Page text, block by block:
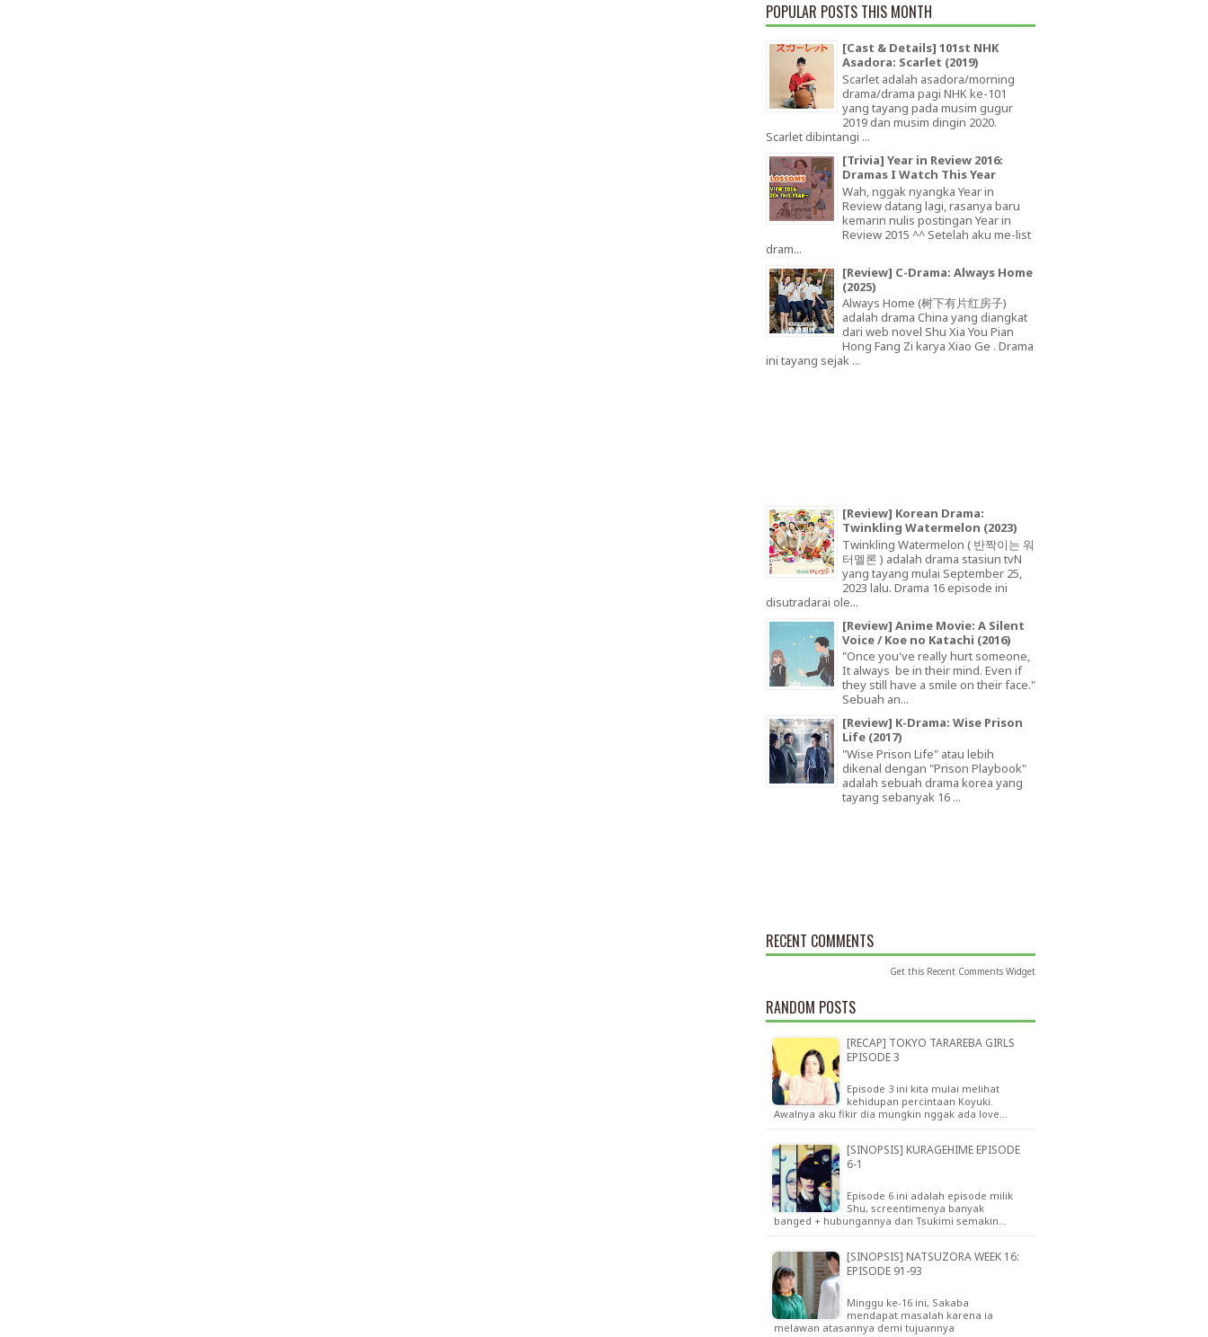
POPULAR POSTS THIS MONTH
[Cast & Details] 101st NHK
Asadora: Scarlet (2019)
Scarlet adalah asadora/morning
drama/drama pagi NHK ke-101
yang tayang pada musim gugur
2019 dan musim dingin 2020.
Scarlet dibintangi ...
[Trivia] Year in Review 2016:
Dramas I Watch This Year
Wah, nggak nyangka Year in
Review datang lagi, rasanya baru
kemarin nulis postingan Year in
Review 2015 ^^ Setelah aku me-list
dram...
[Review] C-Drama: Always Home
(2025)
Always Home (树下有片红房子)
adalah drama China yang diangkat
dari web novel Shu Xia You Pian
Hong Fang Zi karya Xiao Ge . Drama
ini tayang sejak ...
[Review] Korean Drama:
Twinkling Watermelon (2023)
Twinkling Watermelon ( 반짝이는 워
터멜론 ) adalah drama stasiun tvN
yang tayang mulai September 25,
2023 lalu. Drama 16 episode ini
disutradarai ole...
[Review] Anime Movie: A Silent
Voice / Koe no Katachi (2016)
"Once you've really hurt someone,
It always be in their mind. Even if
they still have a smile on their face."
Sebuah an...
[Review] K-Drama: Wise Prison
Life (2017)
"Wise Prison Life" atau lebih
dikenal dengan "Prison Playbook"
adalah sebuah drama korea yang
tayang sebanyak 16 ...
RECENT COMMENTS
Get this Recent Comments Widget
RANDOM POSTS
[RECAP] TOKYO TARAREBA GIRLS
EPISODE 3
Episode 3 ini kita mulai melihat
kehidupan percintaan Koyuki.
Awalnya aku fikir dia mungkin nggak ada love…
[SINOPSIS] KURAGEHIME EPISODE
6-1
Episode 6 ini adalah episode milik
Shu, screentimenya banyak
banged + hubungannya dan Tsukimi semakin…
[SINOPSIS] NATSUZORA WEEK 16:
EPISODE 91-93
Minggu ke-16 ini, Sakaba
mendapat masalah karena ia
melawan atasannya demi tujuannya